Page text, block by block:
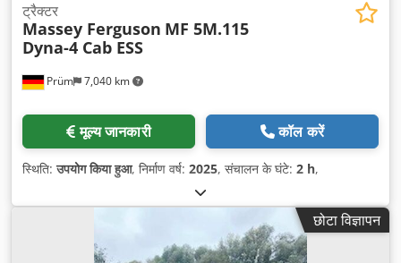
Prüm 7,040 km
ट्रैक्टर
Massey Ferguson MF 5M.115
Dyna-4 Cab ESS
मूल्य जानकारी कॉल करें
स्थिति:उपयोग किया हुआ, निर्माण वर्ष: 2025, संचालन के घंटे: 2 h,
छोटा विज्ञापन